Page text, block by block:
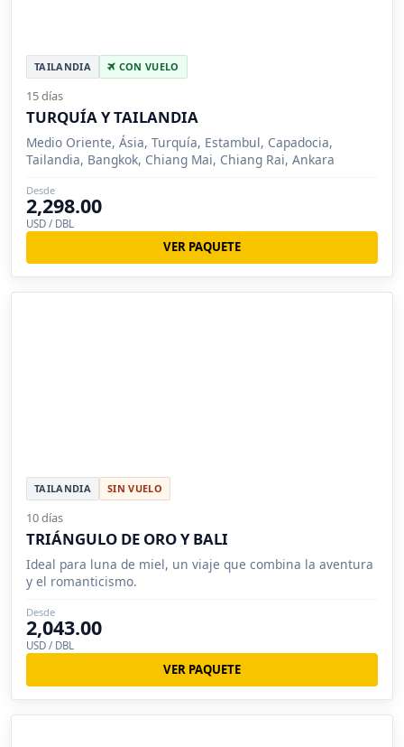
TAILANDIA CON VUELO
15 días
TURQUÍA Y TAILANDIA
Medio Oriente, Ásia, Turquía, Estambul, Capadocia,
Tailandia, Bangkok, Chiang Mai, Chiang Rai, Ankara
Desde
2,298.00
USD / DBL
VER PAQUETE
TAILANDIA SIN VUELO
10 días
TRIÁNGULO DE ORO Y BALI
Ideal para luna de miel, un viaje que combina la aventura
y el romanticismo.
Desde
2,043.00
USD / DBL
VER PAQUETE